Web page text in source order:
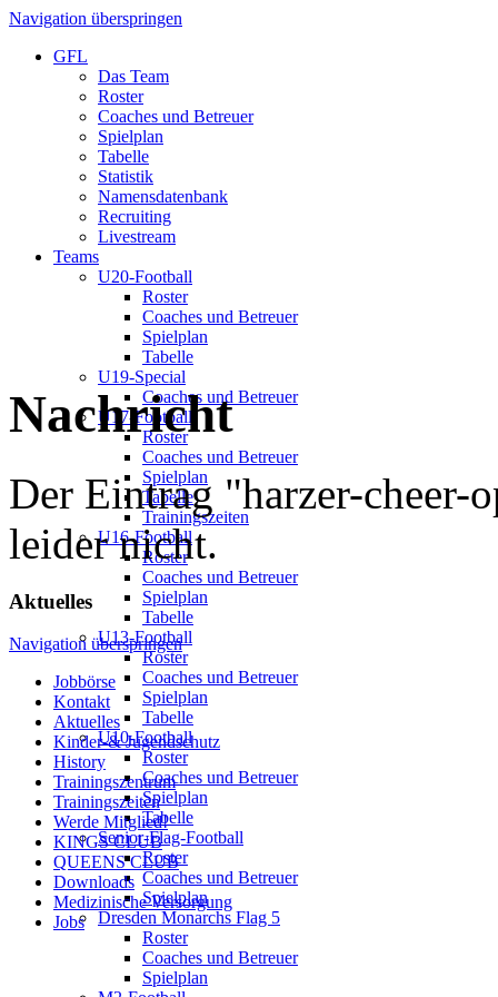
Navigation überspringen
GFL
Das Team
Roster
Coaches und Betreuer
Spielplan
Tabelle
Statistik
Namensdatenbank
Recruiting
Livestream
Teams
U20-Football
Roster
Coaches und Betreuer
Spielplan
Tabelle
U19-Special
Coaches und Betreuer
U17-Football
Roster
Coaches und Betreuer
Spielplan
Tabelle
Trainingszeiten
U16-Football
Roster
Coaches und Betreuer
Spielplan
Tabelle
U13-Football
Roster
Coaches und Betreuer
Spielplan
Tabelle
U10-Football
Roster
Coaches und Betreuer
Spielplan
Tabelle
Senior-Flag-Football
Roster
Coaches und Betreuer
Spielplan
Dresden Monarchs Flag 5
Roster
Coaches und Betreuer
Spielplan
Nachricht
Der Eintrag "harzer-cheer-
leider nicht.
Aktuelles
Navigation überspringen
Jobbörse
Kontakt
Aktuelles
Kinder-& Jugendschutz
History
Trainingszentrum
Trainingszeiten
Werde Mitglied!
KINGS CLUB
QUEENS CLUB
Downloads
Medizinische Versorgung
Jobs